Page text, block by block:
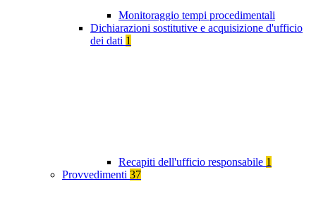
Monitoraggio tempi procedimentali
Dichiarazioni sostitutive e acquisizione d'ufficio
dei dati 1
Recapiti dell'ufficio responsabile 1
Provvedimenti 37